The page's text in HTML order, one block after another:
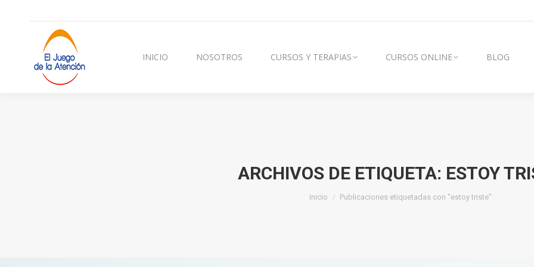
INICIO NOSOTROS CURSOS Y TERAPIAS CURSOS ONLINE BLOG
ARCHIVOS DE ETIQUETA: ESTOY
Estás aquí:
Inicio Publicaciones etiquetadas con "estoy triste"
INICIO NOSOTROS CURSOS Y TERAPIAS CURSOS ONLINE BLOG VÍDEOS